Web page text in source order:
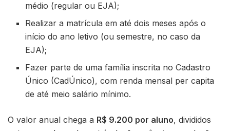
médio (regular ou EJA);
Realizar a matrícula em até dois meses após o
início do ano letivo (ou semestre, no caso da
EJA);
Fazer parte de uma família inscrita no Cadastro
Único (CadÚnico), com renda mensal per capita
de até meio salário mínimo.
O valor anual chega a R$ 9.200 por aluno, divididos